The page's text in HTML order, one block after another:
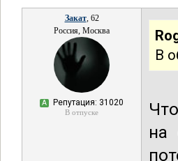
Закат, 62
Россия, Москва
А Репутация: 31020
В отпуске
В
на